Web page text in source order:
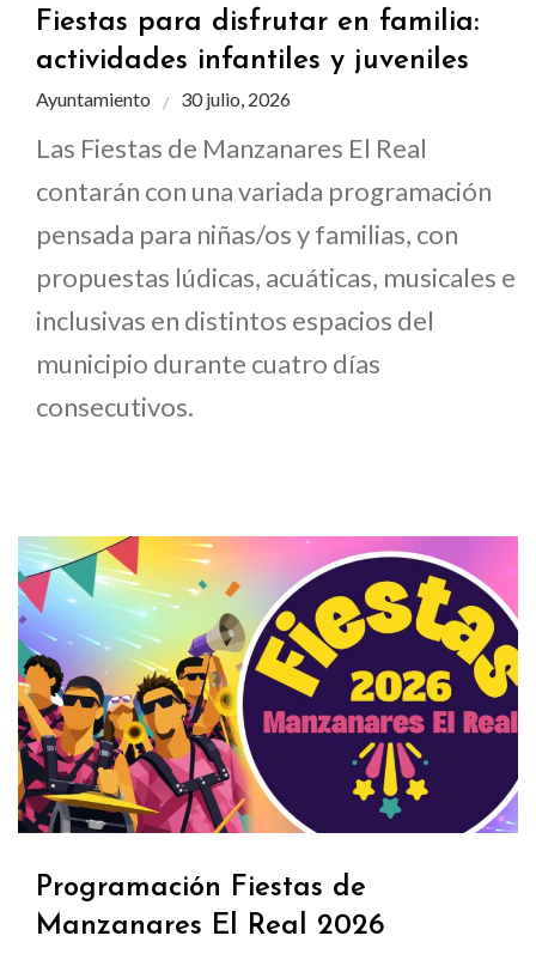
Fiestas para disfrutar en familia:
actividades infantiles y juveniles
Ayuntamiento 30 julio, 2026
Las Fiestas de Manzanares El Real
contarán con una variada programación
pensada para niñas/os y familias, con
propuestas lúdicas, acuáticas, musicales e
inclusivas en distintos espacios del
municipio durante cuatro días
consecutivos.
Programación Fiestas de
Manzanares El Real 2026